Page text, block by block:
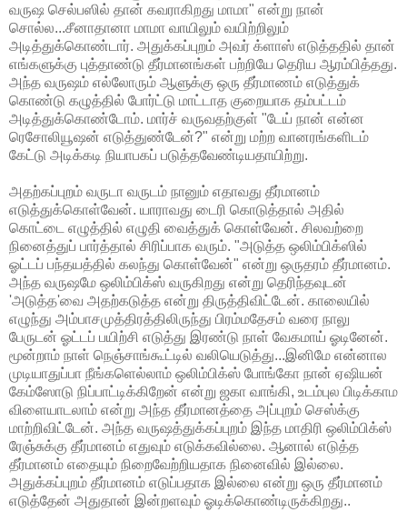
வருஷ செல்பஸில் தான் கவராகிறது மாமா" என்று நான்
சொல்ல...சீனாதானா மாமா வாயிலும் வயிற்றிலும்
அடித்துக்கொண்டார். அதுக்கப்புறம் அவர் க்ளாஸ் எடுத்ததில் தான்
எங்களுக்கு புத்தாண்டு தீர்மானங்கள் பற்றியே தெரிய ஆரம்பித்தது.
அந்த வருஷம் எல்லோரும் ஆளுக்கு ஒரு தீர்மாணம் எடுத்துக்
கொண்டு கழுத்தில் போர்ட்டு மாட்டாத குறையாக தம்பட்டம்
அடித்துக்கொண்டோம். மார்ச் வருவதற்குள் "டேய் நான் என்ன
ரெசோலியூஷன் எடுத்துண்டேன்?" என்று மற்ற வானரங்களிடம்
கேட்டு அடிக்கடி நியாபகப் படுத்தவேண்டியதாயிற்று.
அதற்கப்புறம் வருடா வருடம் நானும் எதாவது தீர்மானம்
எடுத்துக்கொள்வேன். யாராவது டைரி கொடுத்தால் அதில்
கொட்டை எழுத்தில் எழுதி வைத்துக் கொள்வேன். சிலவற்றை
நினைத்துப் பார்த்தால் சிரிப்பாக வரும். "அடுத்த ஒலிம்பிக்ஸில்
ஓட்டப் பந்தயத்தில் கலந்து கொள்வேன்" என்று ஒருதரம் தீர்மானம்.
அந்த வருஷமே ஒலிம்பிக்ஸ் வருகிறது என்று தெரிந்தவுடன்
'அடுத்த'வை அதற்கடுத்த என்று திருத்திவிட்டேன். காலையில்
எழுந்து அம்பாசமுத்திரத்திலிருந்து பிரம்மதேசம் வரை நாலு
பேருடன் ஓட்டப் பயிற்சி எடுத்து இரண்டு நாள் வேகமாய் ஓடினேன்.
மூன்றாம் நாள் நெஞ்சாங்கூட்டில் வலியெடுத்து...இனிமே என்னால
முடியாதுப்பா நீங்களெல்லாம் ஒலிம்பிக்ஸ் போங்கோ நான் ஏஷியன்
கேம்ஸோடு நிப்பாட்டிக்கிறேன் என்று ஜகா வாங்கி, உடம்புல பிடிக்காம
விளையாடலாம் என்று அந்த தீர்மானத்தை அப்புறம் செஸ்க்கு
மாற்றிவிட்டேன். அந்த வருஷத்துக்கப்புறம் இந்த மாதிரி ஒலிம்பிக்ஸ்
ரேஞ்சுக்கு தீர்மானம் எதுவும் எடுக்கவில்லை. ஆனால் எடுத்த
தீர்மானம் எதையும் நிறைவேற்றியதாக நினைவில் இல்லை.
அதுக்கப்புறம் தீர்மானம் எடுப்பதாக இல்லை என்று ஒரு தீர்மானம்
எடுத்தேன் அதுதான் இன்றளவும் ஓடிக்கொண்டிருக்கிறது..